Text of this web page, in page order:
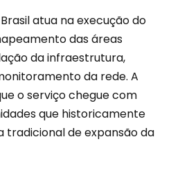
atua na execução do
das áreas
da infraestrutura,
da rede. A
o serviço chegue com
que historicamente
tradicional de expansão da